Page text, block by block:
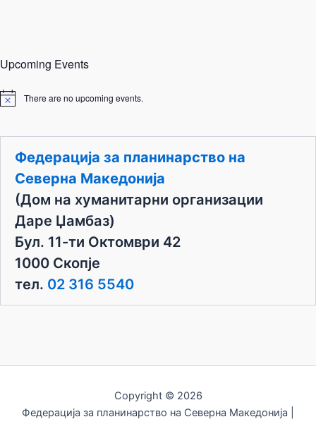
Upcoming Events
N
i
There are no upcoming events.
Федерација за планинарство на
Северна Македонија
(Дом на хуманитарни организации
Даре Џамбаз)
Бул. 11-ти Октомври 42
1000 Скопје
тел. 02 316 5540
Copyright © 2026
Федерација за планинарство на Северна Македонија |